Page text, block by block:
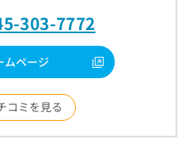
303-7772
ムページ
コミを見る